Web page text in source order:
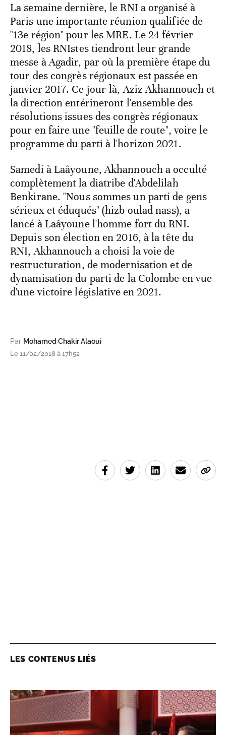
La semaine dernière, le RNI a organisé à
Paris une importante réunion qualifiée de
"13e région" pour les MRE. Le 24 février
2018, les RNIstes tiendront leur grande
messe à Agadir, par où la première étape du
tour des congrès régionaux est passée en
janvier 2017. Ce jour-là, Aziz Akhannouch et
la direction entérineront l'ensemble des
résolutions issues des congrès régionaux
pour en faire une "feuille de route", voire le
programme du parti à l'horizon 2021.
Samedi à Laâyoune, Akhannouch a occulté
complètement la diatribe d'Abdelilah
Benkirane. "Nous sommes un parti de gens
sérieux et éduqués" (hizb oulad nass), a
lancé à Laâyoune l'homme fort du RNI.
Depuis son élection en 2016, à la tête du
RNI, Akhannouch a choisi la voie de
restructuration, de modernisation et de
dynamisation du parti de la Colombe en vue
d'une victoire législative en 2021.
Par Mohamed Chakir Alaoui
Le 11/02/2018 à 17h52
LES CONTENUS LIÉS